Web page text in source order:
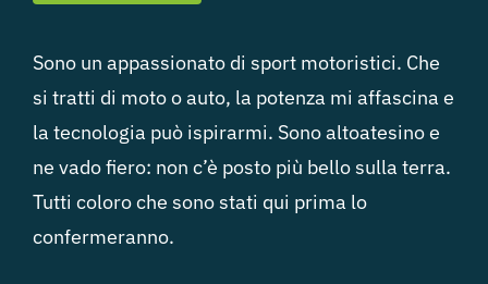
Sono un appassionato di sport motoristici. Che
si tratti di moto o auto, la potenza mi affascina e
la tecnologia può ispirarmi. Sono altoatesino e
ne vado fiero: non c’è posto più bello sulla terra.
Tutti coloro che sono stati qui prima lo
confermeranno.